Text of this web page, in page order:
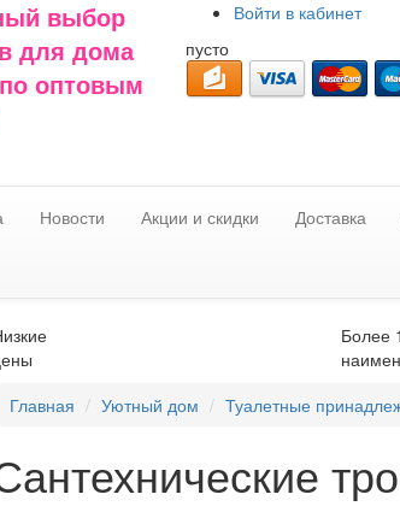
выбор
для дома
оптовым
Войти в кабинет
пусто
Новости Акции и скидки Доставка
Более
Главная Уютный дом Туалетные